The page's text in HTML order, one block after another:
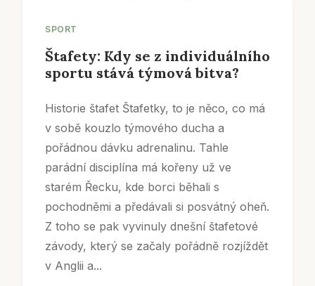
SPORT
Štafety: Kdy se z individuálního
sportu stává týmová bitva?
Historie štafet Štafetky, to je něco, co má
v sobě kouzlo týmového ducha a
pořádnou dávku adrenalinu. Tahle
parádní disciplína má kořeny už ve
starém Řecku, kde borci běhali s
pochodněmi a předávali si posvátný oheň.
Z toho se pak vyvinuly dnešní štafetové
závody, který se začaly pořádně rozjíždět
v Anglii a...